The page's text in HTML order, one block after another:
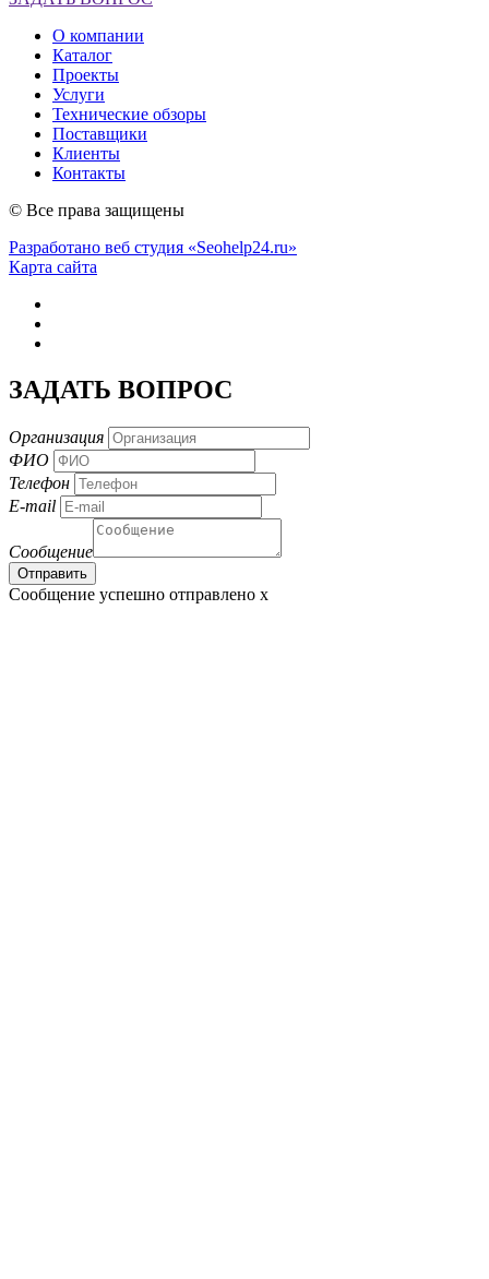
О компании
Каталог
Проекты
Услуги
Технические обзоры
Поставщики
Клиенты
Контакты
© Все права защищены
Разработано веб студия «Seohelp24.ru»
Карта сайта
ЗАДАТЬ ВОПРОС
Организация
ФИО
Телефон
E-mail
Сообщение
Сообщение успешно отправлено x